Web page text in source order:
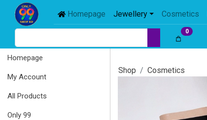
Homepage Jewellery Cosmetics
0
Homepage
My Account
All Products
Only 99
Shop Cosmetics